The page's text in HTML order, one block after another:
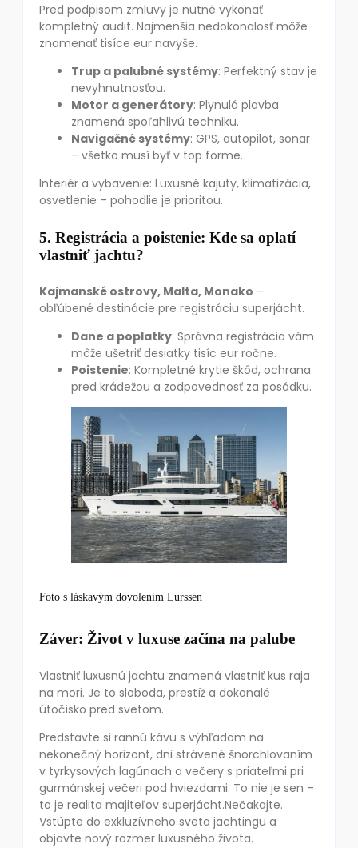
Pred podpisom zmluvy je nutné vykonať
kompletný audit. Najmenšia nedokonalosť môže
znamenať tisíce eur navyše.
Trup a palubné systémy: Perfektný stav je
nevyhnutnosťou.
Motor a generátory: Plynulá plavba
znamená spoľahlivú techniku.
Navigačné systémy: GPS, autopilot, sonar
– všetko musí byť v top forme.
Interiér a vybavenie: Luxusné kajuty, klimatizácia,
osvetlenie – pohodlie je prioritou.
5. Registrácia a poistenie: Kde sa oplatí
vlastniť jachtu?
Kajmanské ostrovy, Malta, Monako –
obľúbené destinácie pre registráciu superjácht.
Dane a poplatky: Správna registrácia vám
môže ušetriť desiatky tisíc eur ročne.
Poistenie: Kompletné krytie škôd, ochrana
pred krádežou a zodpovednosť za posádku.
Foto s láskavým dovolením Lurssen
Záver: Život v luxuse začína na palube
Vlastniť luxusnú jachtu znamená vlastniť kus raja
na mori. Je to sloboda, prestíž a dokonalé
útočisko pred svetom.
Predstavte si rannú kávu s výhľadom na
nekonečný horizont, dni strávené šnorchlovaním
v tyrkysových lagúnach a večery s priateľmi pri
gurmánskej večeri pod hviezdami. To nie je sen –
to je realita majiteľov superjácht.Nečakajte.
Vstúpte do exkluzívneho sveta jachtingu a
objavte nový rozmer luxusného života.